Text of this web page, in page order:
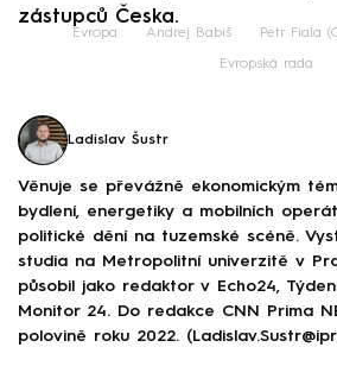
zástupců Česka.
Evropa Andrej Babiš Petr Fiala
Evropská rada
Ladislav Šustr
Věnuje se převážně ekonomickým
bydlení, energetiky a mobilních
politické dění na tuzemské scéně.
studia na Metropolitní univerzitě v
působil jako redaktor v Echo24,
Monitor 24. Do redakce CNN Prima
polovině roku 2022.